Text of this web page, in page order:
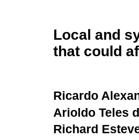
Local and
that could
Ricardo
Arioldo Teles
Richard